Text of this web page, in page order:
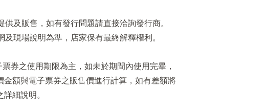
及販售，如有發行問題請直接洽詢發行商。
現場說明為準，店家保有最終解釋權利。
券之使用期限為主，如未於期間內使用完畢，
額與電子票券之販售價進行計算，如有差額將
細說明。